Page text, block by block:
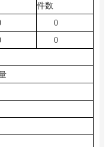
件数
0
0